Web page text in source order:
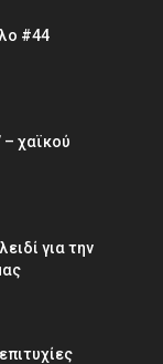
#44
– χαϊκού
για την